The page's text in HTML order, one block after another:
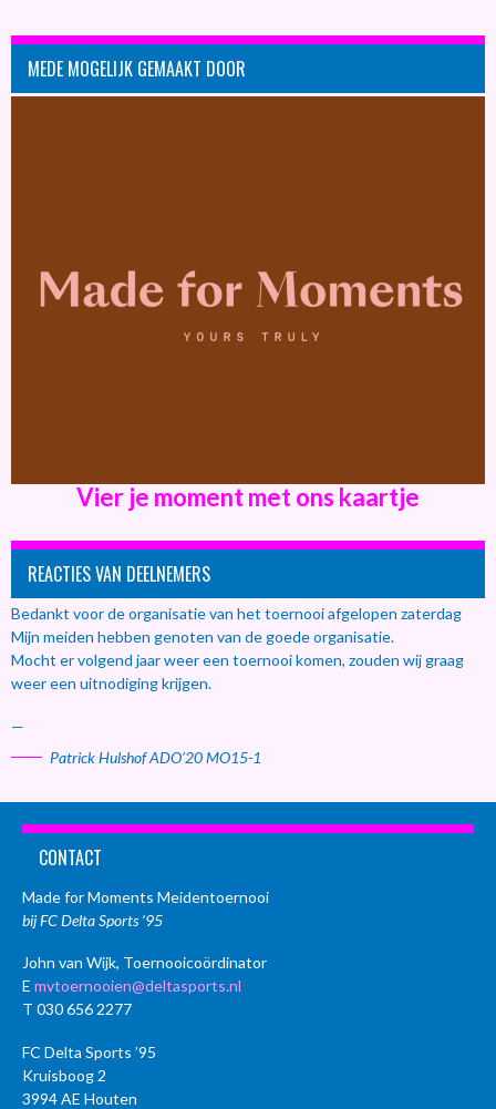
MEDE MOGELIJK GEMAAKT DOOR
Vier je moment met ons kaartje
REACTIES VAN DEELNEMERS
Bedankt voor de organisatie van het toernooi afgelopen zaterdag
Mijn meiden hebben genoten van de goede organisatie.
Mocht er volgend jaar weer een toernooi komen, zouden wij graag
weer een uitnodiging krijgen.
—
Patrick Hulshof ADO’20 MO15-1
CONTACT
Made for Moments Meidentoernooi
bij FC Delta Sports ’95
John van Wijk, Toernooicoördinator
E mvtoernooien@deltasports.nl
T 030 656 2277
FC Delta Sports ’95
Kruisboog 2
3994 AE Houten